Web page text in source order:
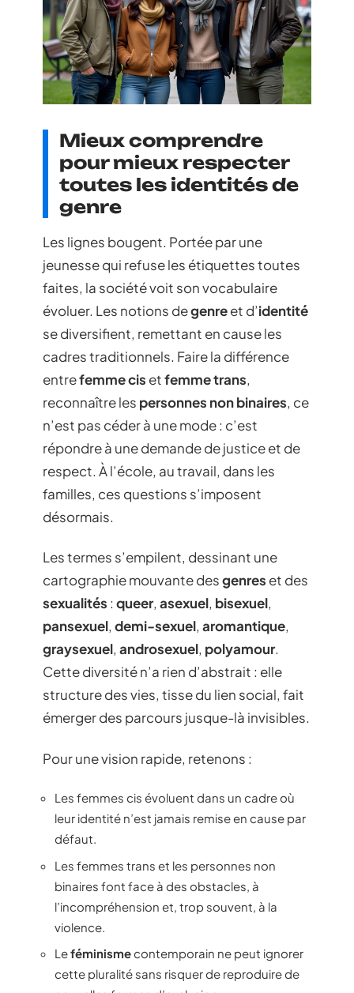
Mieux comprendre
pour mieux respecter
toutes les identités de
genre
Les lignes bougent. Portée par une
jeunesse qui refuse les étiquettes toutes
faites, la société voit son vocabulaire
évoluer. Les notions degenreet d’identité
se diversifient, remettant en cause les
cadres traditionnels. Faire la différence
entrefemme cis etfemme trans,
reconnaître les personnes non binaires, ce
n’est pas céder à une mode : c’est
répondre à une demande de justice et de
respect. À l’école, au travail, dans les
familles, ces questions s’imposent
désormais.
Les termes s’empilent, dessinant une
cartographie mouvante desgenres et des
sexualités : queer, asexuel, bisexuel,
pansexuel, demi-sexuel, aromantique,
graysexuel, androsexuel, polyamour.
Cette diversité n’a rien d’abstrait : elle
structure des vies, tisse du lien social, fait
émerger des parcours jusque-là invisibles.
Pour une vision rapide, retenons :
Les femmes cis évoluent dans un cadre où
leur identité n’est jamais remise en cause par
défaut.
Les femmes trans et les personnes non
binaires font face à des obstacles, à
l’incompréhension et, trop souvent, à la
violence.
Leféminismecontemporain ne peut ignorer
cette pluralité sans risquer de reproduire de